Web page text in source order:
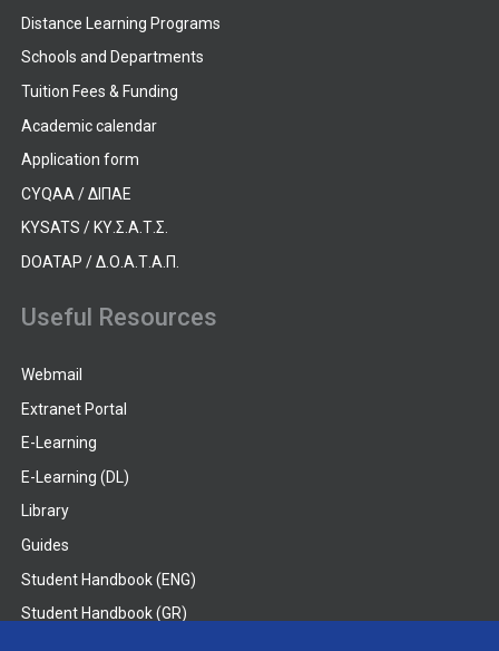
Distance Learning Programs
Schools and Departments
Tuition Fees & Funding
Academic calendar
Application form
CYQAA / ΔΙΠΑΕ
KYSATS / ΚΥ.Σ.Α.Τ.Σ.
DOATAP / Δ.Ο.Α.Τ.Α.Π.
Useful Resources
Webmail
Extranet Portal
E-Learning
E-Learning (DL)
Library
Guides
Student Handbook (ENG)
Student Handbook (GR)